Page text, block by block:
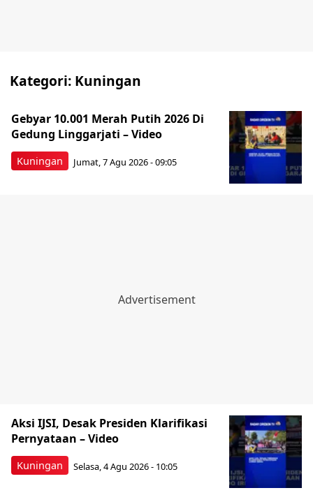
Kategori: Kuningan
Kuningan
Gebyar 10.001 Merah Putih 2026 Di
Gedung Linggarjati – Video
Jumat, 7 Agu 2026 - 09:05
Kuningan
Aksi IJSI, Desak Presiden Klarifikasi
Pernyataan – Video
Selasa, 4 Agu 2026 - 10:05